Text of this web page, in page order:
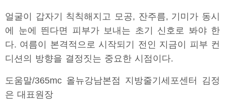
얼굴이 갑자기 칙칙해지고 모공, 잔주름, 기미가 동시
에 눈에 띈다면 피부가 보내는 초기 신호로 봐야 한
다. 여름이 본격적으로 시작되기 전인 지금이 피부 컨
디션의 방향을 결정짓는 중요한 시점이다.
도움말/365mc 올뉴강남본점 지방줄기세포센터 김정
은 대표원장